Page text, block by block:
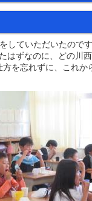
していただいたので
はずなのに、どの川
を忘れずに、これか